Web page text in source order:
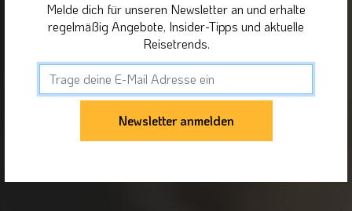
Melde dich für unseren Newsletter an und erhalte
regelmäßig Angebote, Insider-Tipps und aktuelle
Reisetrends.